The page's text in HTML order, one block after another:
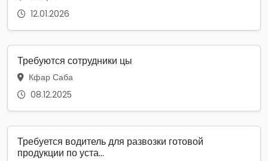
12.01.2026
Требуются сотрудники цы
Кфар Саба
08.12.2025
Требуется водитель для развозки готовой
продукции по уста...